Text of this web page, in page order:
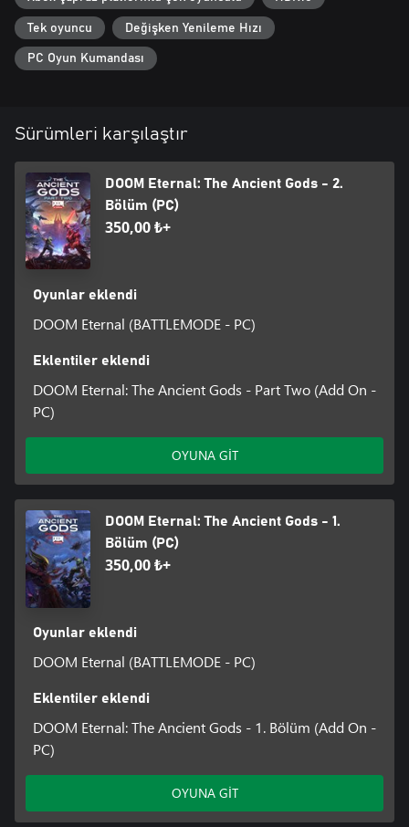
Tek oyuncu Değişken Yenileme Hızı
PC Oyun Kumandası
Sürümleri karşılaştır
DOOM Eternal: The Ancient Gods - 2.
Bölüm (PC)
350,00 ₺+
Oyunlar eklendi
DOOM Eternal (BATTLEMODE - PC)
Eklentiler eklendi
DOOM Eternal: The Ancient Gods - Part Two (Add On -
PC)
OYUNA GİT
DOOM Eternal: The Ancient Gods - 1.
Bölüm (PC)
350,00 ₺+
Oyunlar eklendi
DOOM Eternal (BATTLEMODE - PC)
Eklentiler eklendi
DOOM Eternal: The Ancient Gods - 1. Bölüm (Add On -
PC)
OYUNA GİT